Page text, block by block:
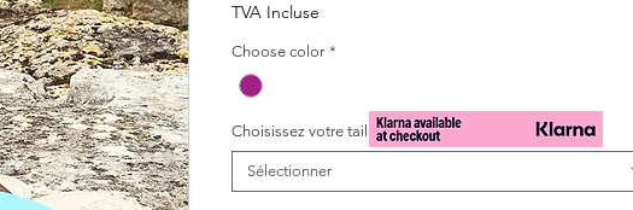
TVA Incluse
Choose color *
Choisissez votre taille *
Sélectionner